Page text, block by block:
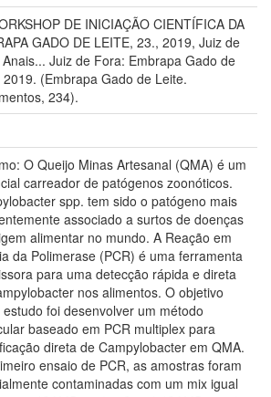
DE INICIAÇÃO CIENTÍFICA DA
GADO DE LEITE, 23., 2019, Juiz de
Juiz de Fora: Embrapa Gado de
2019. (Embrapa Gado de Leite.
234).
O Queijo Minas Artesanal (QMA) é um
carreador de patógenos zoonóticos.
spp. tem sido o patógeno mais
associado a surtos de doenças
alimentar no mundo. A Reação em
da Polimerase (PCR) é uma ferramenta
para uma detecção rápida e direta
nos alimentos. O objetivo
foi desenvolver um método
baseado em PCR multiplex para
direta de Campylobacter em QMA.
ensaio de PCR, as amostras foram
contaminadas com um mix igual